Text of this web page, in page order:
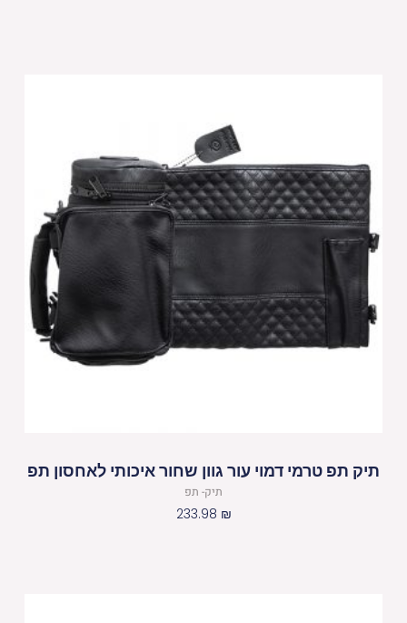
תיק תפ טרמי דמוי עור גוון שחור איכותי לאחסון תפ
תיק- תפ
233.98 ₪